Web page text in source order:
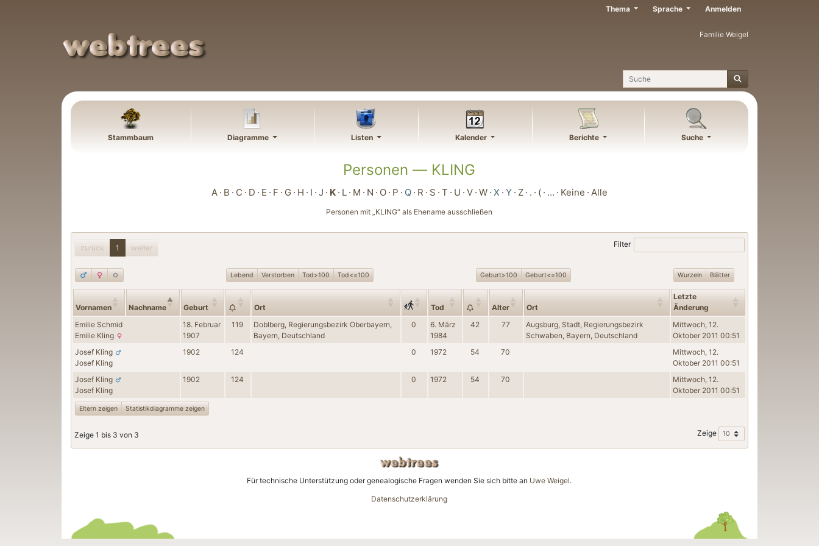
Familie Weigel
Suche
Thema Sprache Anmelden
Stammbaum Diagramme Listen Kalender Berichte Suche
Personen — KLING
A B C D E F G H I J K L M N O P Q R S T U V W X Y Z . ( … Keine Alle
Personen mit „KLING“ als Ehename ausschließen
zurück 1 weiter Filter
Lebend Verstorben Tod>100 Tod<=100 Geburt>100 Geburt<=100 Wurzeln Blätter
Vornamen Nachname Geburt Ort Tod Alter Ort
Letzte
Änderung
Emilie Schmid
Emilie Kling
18. Februar
1907
119
Doblberg, Regierungsbezirk Oberbayern,
Bayern, Deutschland
0
6. März
1984
42 77
Augsburg, Stadt, Regierungsbezirk
Schwaben, Bayern, Deutschland
Mittwoch, 12.
Oktober 2011 00:51
Josef Kling
Josef Kling
1902 124 0 1972 54 70
Mittwoch, 12.
Oktober 2011 00:51
Josef Kling
Josef Kling
1902 124 0 1972 54 70
Mittwoch, 12.
Oktober 2011 00:51
Eltern zeigen Statistikdiagramme zeigen
Zeige 1 bis 3 von 3 Zeige
Für technische Unterstützung oder genealogische Fragen wenden Sie sich bitte an Uwe Weigel.
Datenschutzerklärung